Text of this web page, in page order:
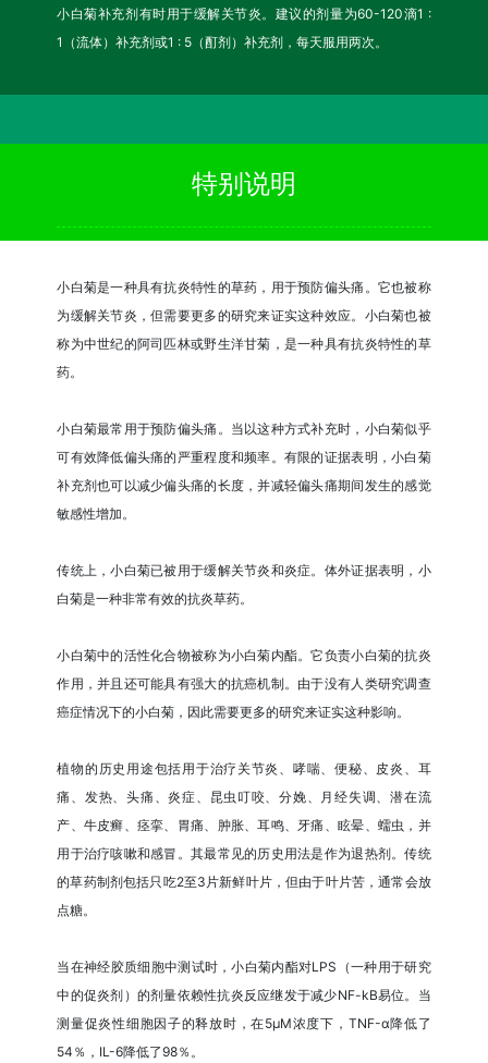
小白菊补充剂有时用于缓解关节炎。建议的剂量为60-120滴1 :
1（流体）补充剂或1 : 5（酊剂）补充剂，每天服用两次。
特别说明
小白菊是一种具有抗炎特性的草药，用于预防偏头痛。它也被称
为缓解关节炎，但需要更多的研究来证实这种效应。小白菊也被
称为中世纪的阿司匹林或野生洋甘菊，是一种具有抗炎特性的草
药。
小白菊最常用于预防偏头痛。当以这种方式补充时，小白菊似乎
可有效降低偏头痛的严重程度和频率。有限的证据表明，小白菊
补充剂也可以减少偏头痛的长度，并减轻偏头痛期间发生的感觉
敏感性增加。
传统上，小白菊已被用于缓解关节炎和炎症。体外证据表明，小
白菊是一种非常有效的抗炎草药。
小白菊中的活性化合物被称为小白菊内酯。它负责小白菊的抗炎
作用，并且还可能具有强大的抗癌机制。由于没有人类研究调查
癌症情况下的小白菊，因此需要更多的研究来证实这种影响。
植物的历史用途包括用于治疗关节炎、哮喘、便秘、皮炎、耳
痛、发热、头痛、炎症、昆虫叮咬、分娩、月经失调、潜在流
产、牛皮癣、痉挛、胃痛、肿胀、耳鸣、牙痛、眩晕、蠕虫，并
用于治疗咳嗽和感冒。其最常见的历史用法是作为退热剂。传统
的草药制剂包括只吃2至3片新鲜叶片，但由于叶片苦，通常会放
点糖。
当在神经胶质细胞中测试时，小白菊内酯对LPS（一种用于研究
中的促炎剂）的剂量依赖性抗炎反应继发于减少NF-kB易位。当
测量促炎性细胞因子的释放时，在5μM浓度下，TNF-α降低了
54％，IL-6降低了98％。